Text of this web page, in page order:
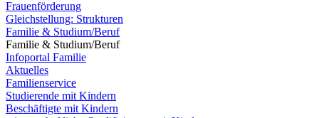
Frauenförderung
Gleichstellung: Strukturen
Familie & Studium/Beruf
Familie & Studium/Beruf
Infoportal Familie
Aktuelles
Familienservice
Studierende mit Kindern
Beschäftigte mit Kindern